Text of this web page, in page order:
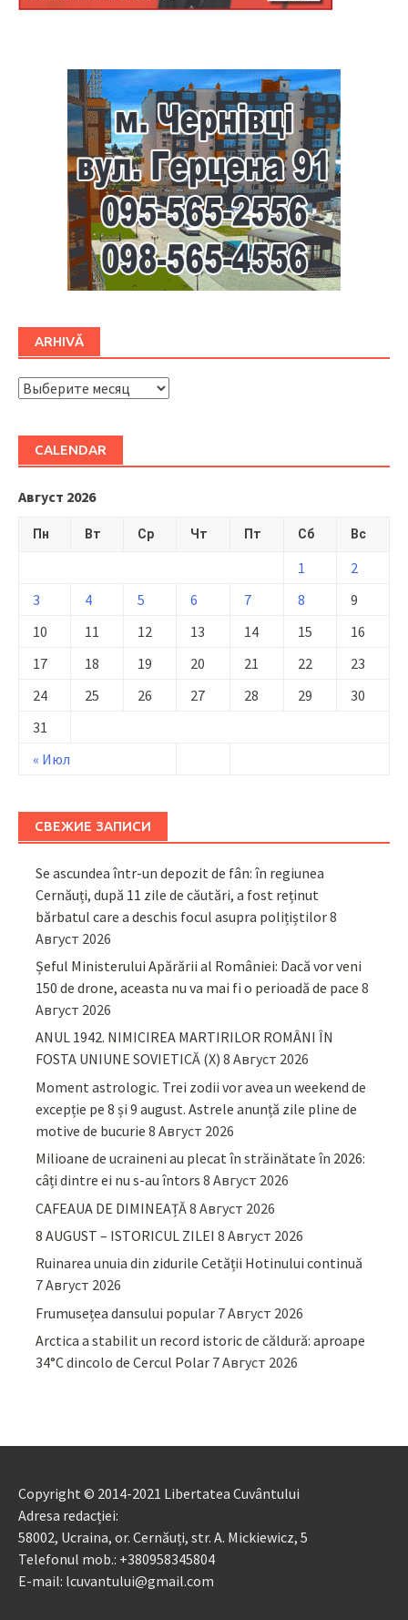
ARHIVĂ
ARHIVĂ
CALENDAR
Август 2026
Пн Вт Ср Чт Пт Сб Вс
« Июл
1
2
3
4 5 6 7 8
9
10
11 12 13 14 15
16
17
18 19 20 21 22
23
24
25 26 27 28 29
30
31
СВЕЖИЕ ЗАПИСИ
Se ascundea într-un depozit de fân: în regiunea
Cernăuți, după 11 zile de căutări, a fost reținut
bărbatul care a deschis focul asupra polițiștilor8
Август 2026
Șeful Ministerului Apărării al României: Dacă vor veni
150 de drone, aceasta nu va mai fi o perioadă de pace 8
Август 2026
ANUL 1942. NIMICIREA MARTIRILOR ROMÂNI ÎN
FOSTA UNIUNE SOVIETICĂ (X) 8 Август 2026
Moment astrologic. Trei zodii vor avea un weekend de
excepție pe 8 și 9 august. Astrele anunță zile pline de
motive de bucurie 8 Август 2026
Milioane de ucraineni au plecat în străinătate în 2026:
câți dintre ei nu s-au întors 8 Август 2026
CAFEAUA DE DIMINEAȚĂ8 Август 2026
8 AUGUST – ISTORICUL ZILEI 8 Август 2026
Ruinarea unuia din zidurile Cetății Hotinului continuă
7 Август 2026
Frumusețea dansului popular 7 Август 2026
Arctica a stabilit un record istoric de căldură: aproape
34°C dincolo de Cercul Polar 7 Август 2026
Copyright © 2014-2021 Libertatea Cuvântului
Adresa redacției:
58002, Ucraina, or. Cernăuți, str. A. Mickiewicz, 5
Telefonul mob.: +380958345804
E-mail: lcuvantului@gmail.com